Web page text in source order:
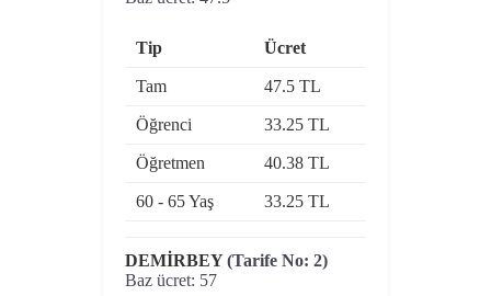
Tip Ücret
Tam 47.5 TL
Öğrenci 33.25 TL
Öğretmen 40.38 TL
60 - 65 Yaş 33.25 TL
DEMİRBEY(Tarife No: 2)
Baz ücret: 57